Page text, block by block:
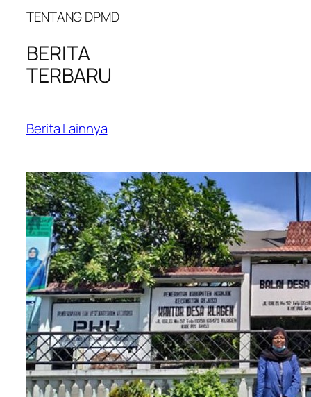
TENTANG DPMD
BERITA
TERBARU
Berita Lainnya